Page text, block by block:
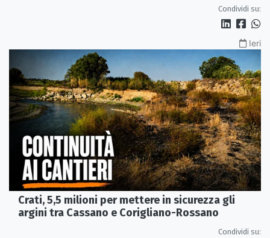
Condividi su:
Ieri
Crati, 5,5 milioni per mettere in sicurezza gli
argini tra Cassano e Corigliano-Rossano
Condividi su: